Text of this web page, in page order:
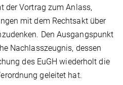
der Vortrag zum Anlass,
mit dem Rechtsakt über
Den Ausgangspunkt
Nachlasszeugnis, dessen
des EuGH wiederholt die
geleitet hat.